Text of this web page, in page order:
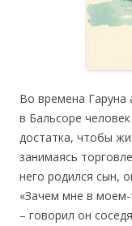
Во времена Гаруна
в Бальсоре
достатка, чтобы
занимаясь
него родился сын,
«Зачем мне в моем-
– говорил он